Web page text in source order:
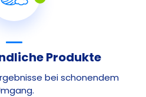
Produkte
bei schonendem